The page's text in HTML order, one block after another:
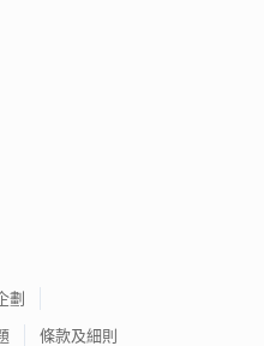
劃
條款及細則